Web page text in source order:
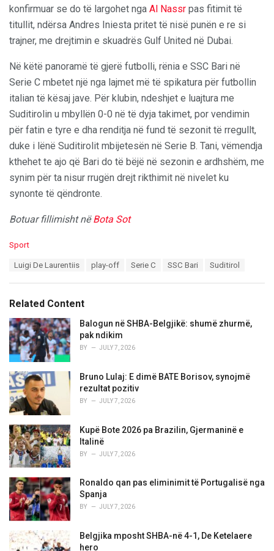
konfirmuar se do të largohet nga Al Nassr pas fitimit të
titullit, ndërsa Andres Iniesta pritet të nisë punën e re si
trajner, me drejtimin e skuadrës Gulf United në Dubai.
Në këtë panoramë të gjerë futbolli, rënia e SSC Bari në
Serie C mbetet një nga lajmet më të spikatura për futbollin
italian të kësaj jave. Për klubin, ndeshjet e luajtura me
Suditirolin u mbyllën 0-0 në të dyja takimet, por vendimin
për fatin e tyre e dha renditja në fund të sezonit të rregullt,
duke i lënë Suditirolit mbijetesën në Serie B. Tani, vëmendja
kthehet te ajo që Bari do të bëjë në sezonin e ardhshëm, me
synim për ta nisur rrugën drejt rikthimit në nivelet ku
synonte të qëndronte.
Botuar fillimisht nëBota Sot
C
o
r
i
e
s
:
Sport
:
Luigi De Laurentiis play-off Serie C SSC Bari Suditirol
Related Content
Balogun në SHBA-Belgjikë: shumë zhurmë,
pak ndikim
BY JULY 7, 2026
Bruno Lulaj: E dimë BATE Borisov, synojmë
rezultat pozitiv
BY JULY 7, 2026
Kupë Bote 2026 pa Brazilin, Gjermaninë e
Italinë
BY JULY 7, 2026
Ronaldo qan pas eliminimit të Portugalisë nga
Spanja
BY JULY 7, 2026
Belgjika mposht SHBA-në 4-1, De Ketelaere
hero